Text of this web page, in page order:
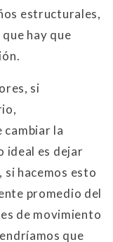
estructurales,
hay que
si
cambiar la
ideal es dejar
si hacemos esto
promedio del
de movimiento
que